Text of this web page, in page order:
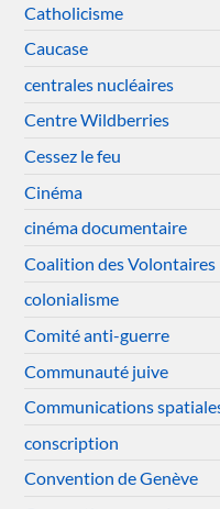
Catholicisme
Caucase
centrales nucléaires
Centre Wildberries
Cessez le feu
Cinéma
cinéma documentaire
Coalition des Volontaires
colonialisme
Comité anti-guerre
Communauté juive
Communications
conscription
Convention de Genève